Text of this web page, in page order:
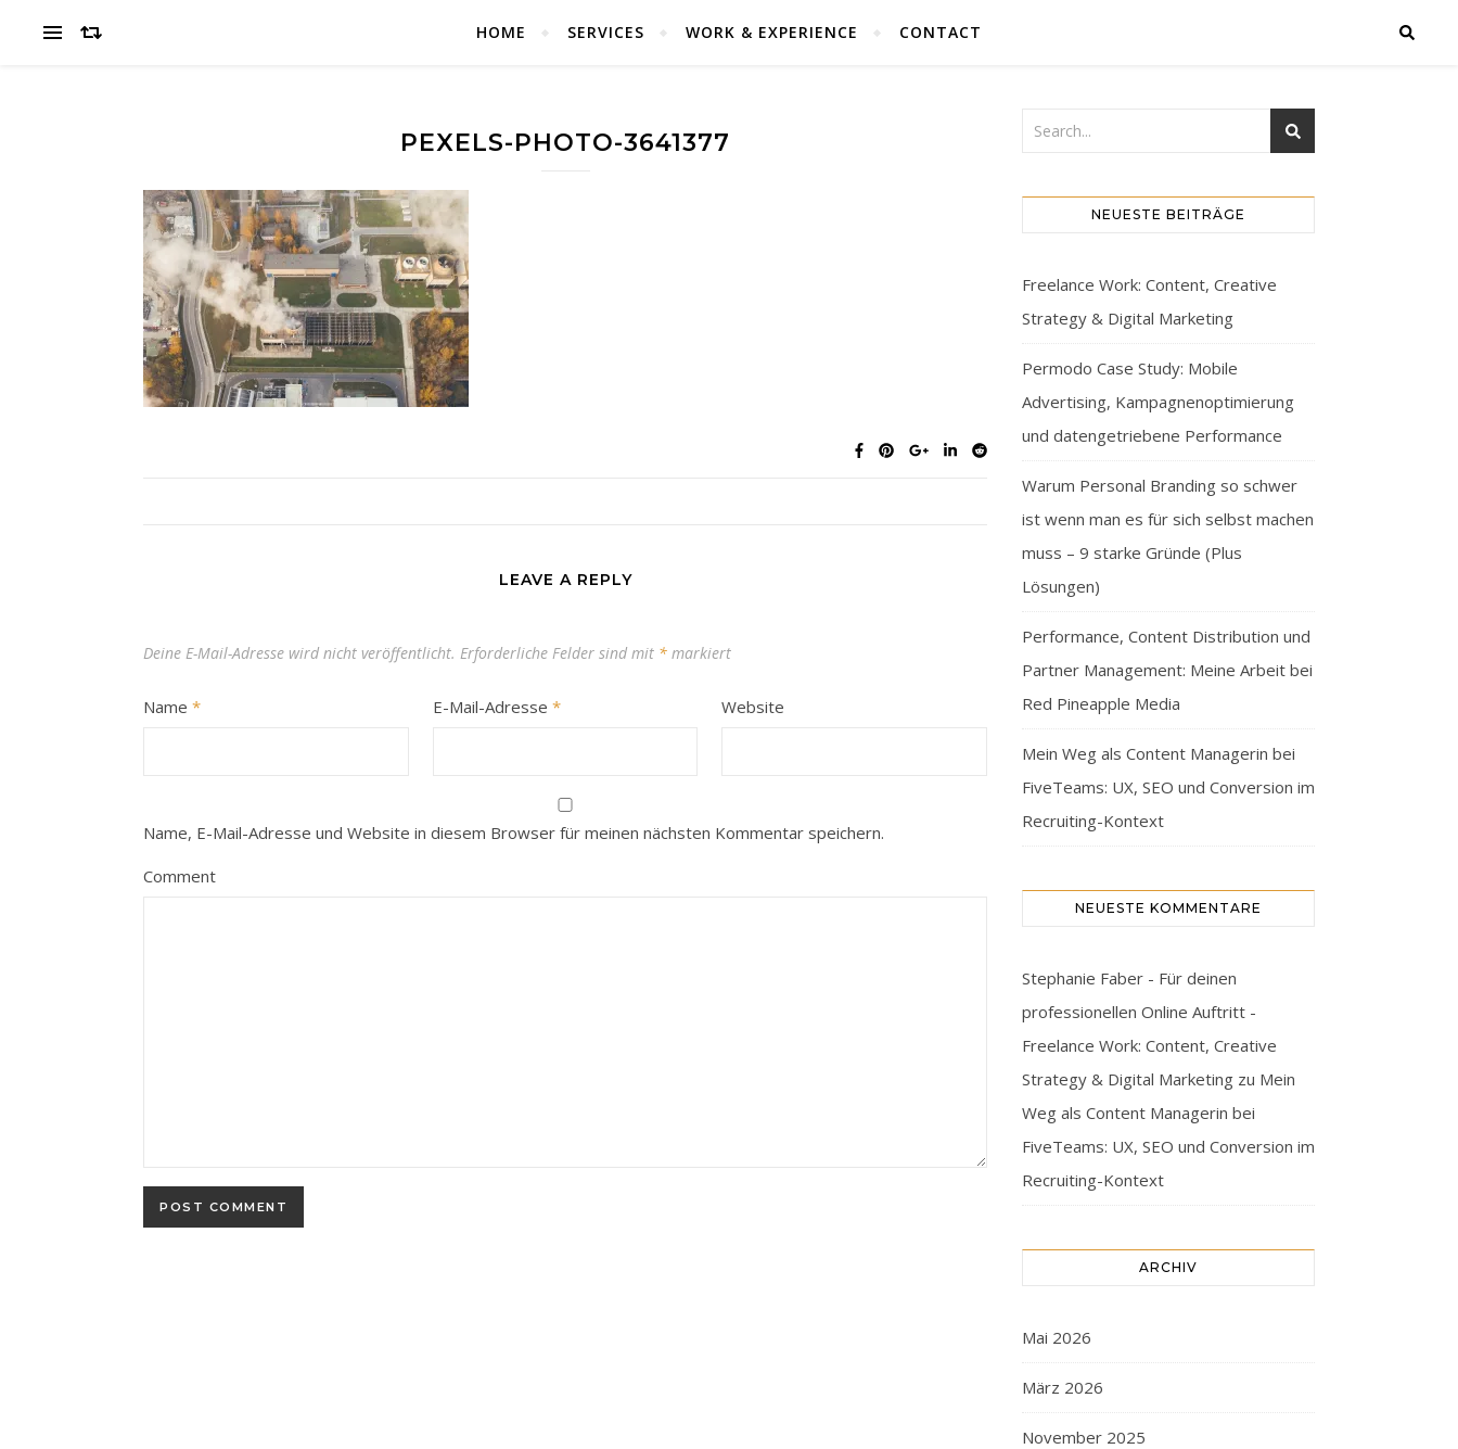
HOME SERVICES WORK & EXPERIENCE CONTACT
PEXELS-PHOTO-3641377
LEAVE A REPLY
Deine E-Mail-Adresse wird nicht veröffentlicht. Erforderliche Felder sind mit * markiert
Name * E-Mail-Adresse * Website
Name, E-Mail-Adresse und Website in diesem Browser für meinen nächsten Kommentar speichern.
Comment
NEUESTE BEITRÄGE
Freelance Work: Content, Creative
Strategy & Digital Marketing
Permodo Case Study: Mobile
Advertising, Kampagnenoptimierung
und datengetriebene Performance
Warum Personal Branding so schwer
ist wenn man es für sich selbst machen
muss – 9 starke Gründe (Plus
Lösungen)
Performance, Content Distribution und
Partner Management: Meine Arbeit bei
Red Pineapple Media
Mein Weg als Content Managerin bei
FiveTeams: UX, SEO und Conversion im
Recruiting-Kontext
NEUESTE KOMMENTARE
Stephanie Faber - Für deinen
professionellen Online Auftritt -
Freelance Work: Content, Creative
Strategy & Digital Marketing zu Mein
Weg als Content Managerin bei
FiveTeams: UX, SEO und Conversion im
Recruiting-Kontext
ARCHIV
Mai 2026
März 2026
November 2025